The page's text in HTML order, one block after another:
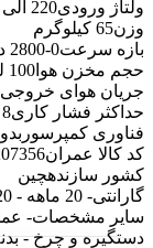
ولتاژ ورودی220 الی 240 ولت
وزن65 کیلوگرم
بازه سرعت0-2800 دور بر دقیقه
حجم مخزن هوا 100 لیتر
جریان هوای خروجی
حداکثر فشار کاری8 بار
فناوری کمپرسور
کد کالا عمران
کشور سازندهچین
گارانتی- 20 ماهه - 20 روز گارانتی تعویض
سایر مشخصات
دستگیره و چرخ -